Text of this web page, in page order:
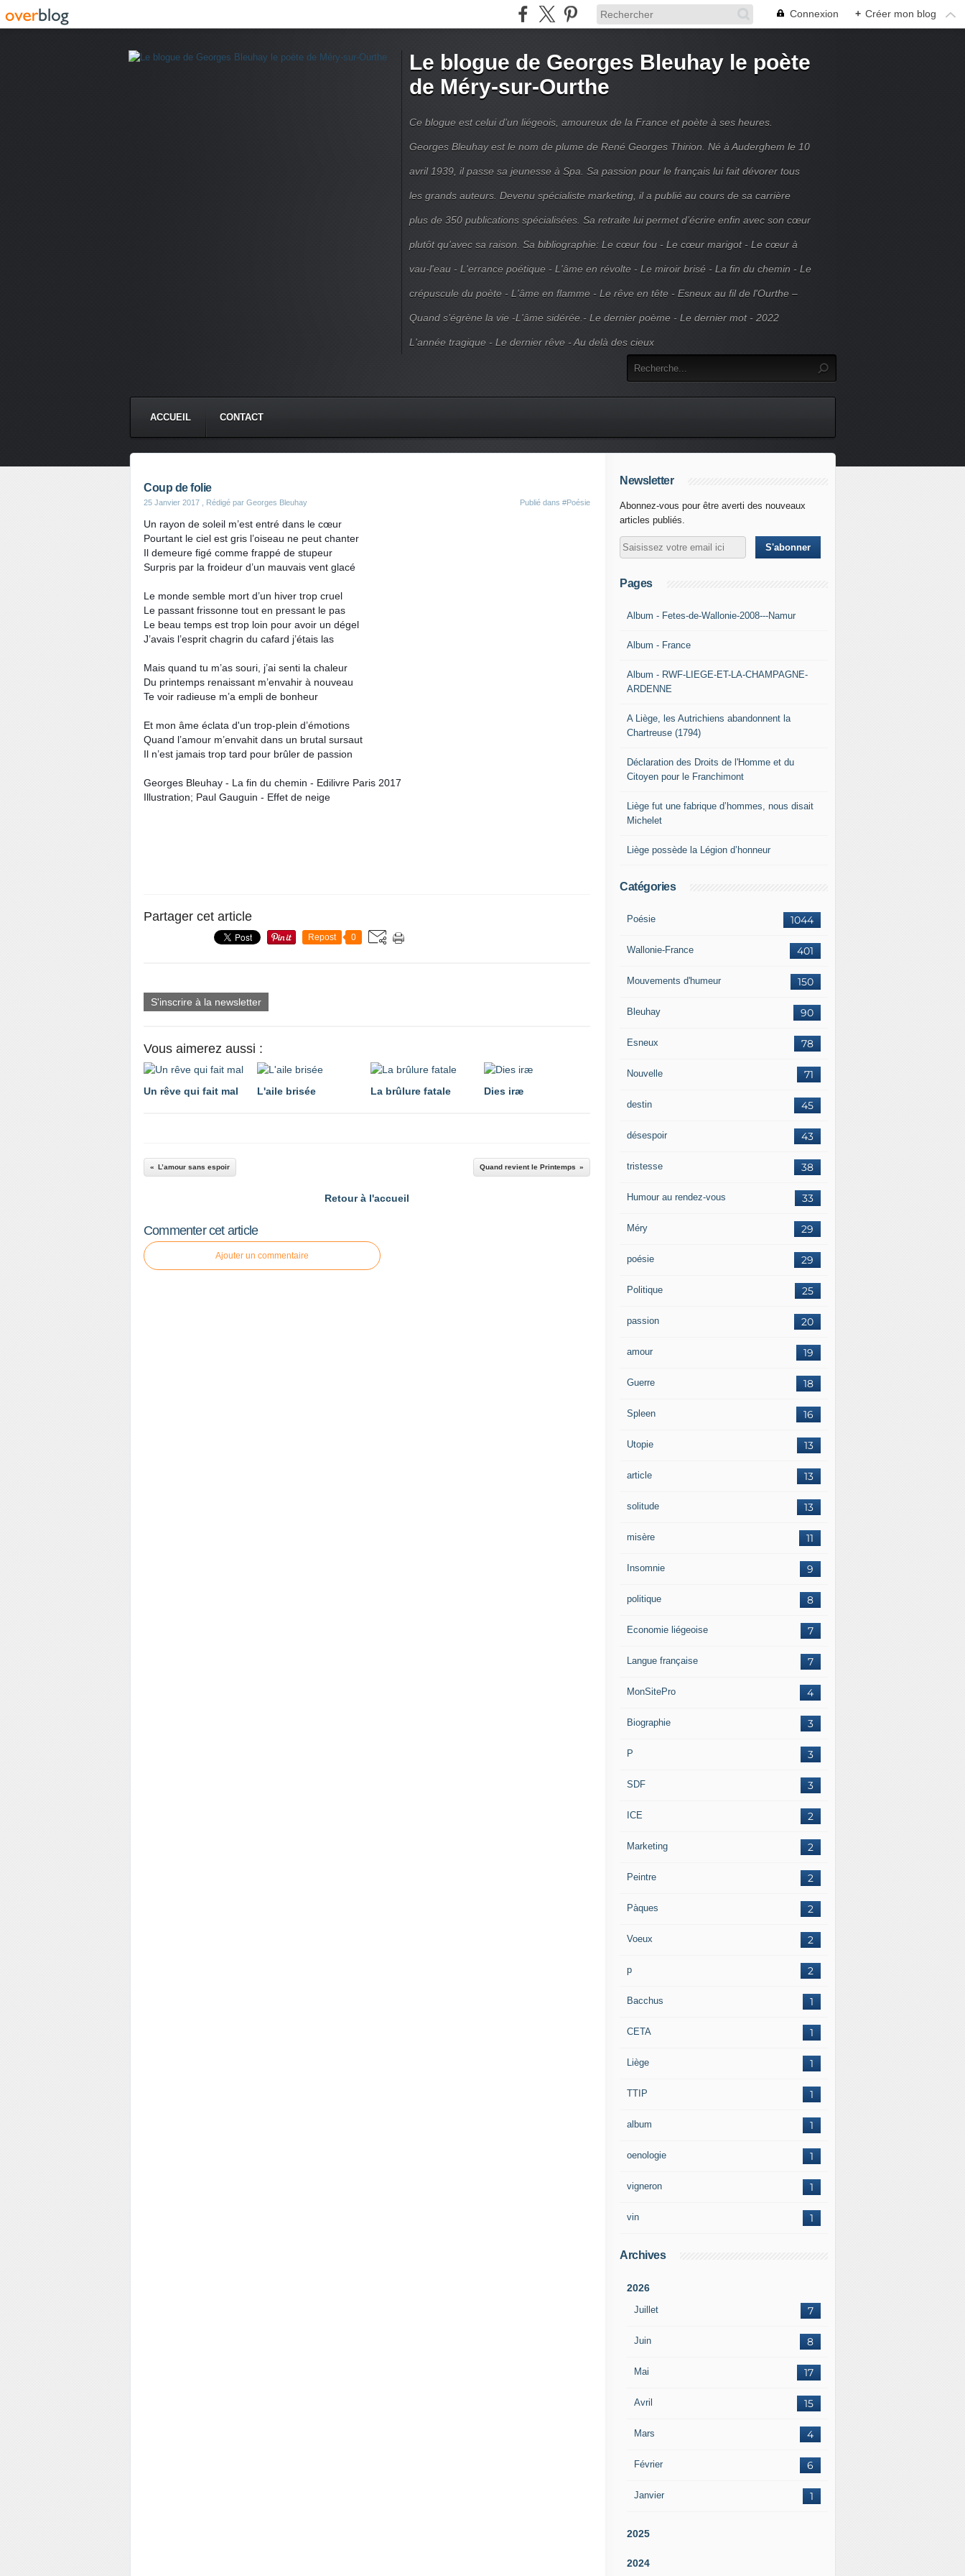
Connexion + Créer mon blog
Le blogue de Georges Bleuhay le poète
de Méry-sur-Ourthe
Ce blogue est celui d'un liégeois, amoureux de la France et poète à ses heures.
Georges Bleuhay est le nom de plume de René Georges Thirion. Né à Auderghem le 10
avril 1939, il passe sa jeunesse à Spa. Sa passion pour le français lui fait dévorer tous
les grands auteurs. Devenu spécialiste marketing, il a publié au cours de sa carrière
plus de 350 publications spécialisées. Sa retraite lui permet d’écrire enfin avec son cœur
plutôt qu'avec sa raison. Sa bibliographie: Le cœur fou - Le cœur marigot - Le cœur à
vau-l'eau - L'errance poétique - L'âme en révolte - Le miroir brisé - La fin du chemin - Le
crépuscule du poète - L'âme en flamme - Le rêve en tête - Esneux au fil de l'Ourthe –
Quand s’égrène la vie -L'âme sidérée.- Le dernier poème - Le dernier mot - 2022
L'année tragique - Le dernier rêve - Au delà des cieux
ACCUEIL CONTACT
Coup de folie
25 Janvier 2017 , Rédigé par Georges Bleuhay Publié dans #Poésie
Un rayon de soleil m’est entré dans le cœur
Pourtant le ciel est gris l’oiseau ne peut chanter
Il demeure figé comme frappé de stupeur
Surpris par la froideur d’un mauvais vent glacé
Le monde semble mort d’un hiver trop cruel
Le passant frissonne tout en pressant le pas
Le beau temps est trop loin pour avoir un dégel
J’avais l’esprit chagrin du cafard j’étais las
Mais quand tu m’as souri, j’ai senti la chaleur
Du printemps renaissant m’envahir à nouveau
Te voir radieuse m’a empli de bonheur
Et mon âme éclata d'un trop-plein d’émotions
Quand l’amour m’envahit dans un brutal sursaut
Il n’est jamais trop tard pour brûler de passion
Georges Bleuhay - La fin du chemin - Edilivre Paris 2017
Illustration; Paul Gauguin - Effet de neige
Partager cet article
Repost 0
S'inscrire à la newsletter
Vous aimerez aussi :
Un rêve qui fait mal L'aile brisée La brûlure fatale Dies iræ
L’amour sans espoir Quand revient le Printemps
Retour à l'accueil
Commenter cet article
Ajouter un commentaire
Newsletter
Abonnez-vous pour être averti des nouveaux
articles publiés.
Pages
Album - Fetes-de-Wallonie-2008---Namur
Album - France
Album - RWF-LIEGE-ET-LA-CHAMPAGNE-
ARDENNE
A Liège, les Autrichiens abandonnent la
Chartreuse (1794)
Déclaration des Droits de l'Homme et du
Citoyen pour le Franchimont
Liège fut une fabrique d’hommes, nous disait
Michelet
Liège possède la Légion d’honneur
Catégories
1044
Poésie
401
Wallonie-France
150
Mouvements d'humeur
90
Bleuhay
78
Esneux
71
Nouvelle
45
destin
43
désespoir
38
tristesse
33
Humour au rendez-vous
29
Méry
29
poésie
25
Politique
20
passion
19
amour
18
Guerre
16
Spleen
13
Utopie
13
article
13
solitude
11
misère
9
Insomnie
8
politique
7
Economie liégeoise
7
Langue française
4
MonSitePro
3
Biographie
3
P
3
SDF
2
ICE
2
Marketing
2
Peintre
2
Pàques
2
Voeux
2
p
1
Bacchus
1
CETA
1
Liège
1
TTIP
1
album
1
oenologie
1
vigneron
1
vin
Archives
2026
Juillet 7
Juin 8
Mai 17
Avril 15
Mars 4
Février 6
Janvier 1
2025
2024